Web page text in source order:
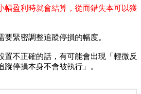
幅盈利時就會結算，從而錯失本可以獲
緊密調整追蹤停損的幅度。
置不正確的話，有可能會出現「輕微反
停損本身不會被執行」。